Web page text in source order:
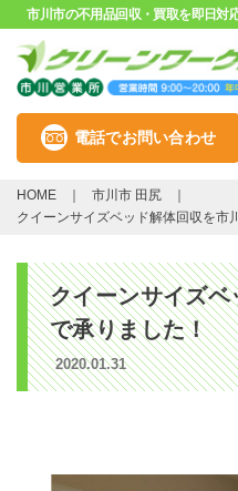
市川市の不用品回収・買取を即日対
電話でお問い合わせ
HOME
市川市 田尻
クイーンサイズベッド解体回収を市
クイーンサイズ
で承りました！
2020.01.31